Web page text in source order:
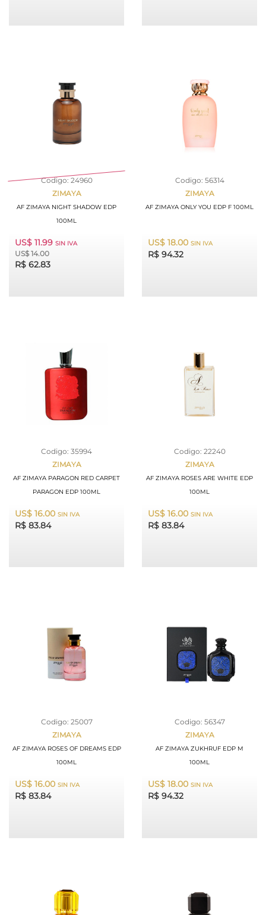
Codigo: 24960
ZIMAYA
AF ZIMAYA NIGHT SHADOW EDP
100ML
US$ 11.99 SIN IVA
US$ 14.00
R$ 62.83
Codigo: 56314
ZIMAYA
AF ZIMAYA ONLY YOU EDP F 100ML
US$ 18.00 SIN IVA
R$ 94.32
Codigo: 35994
ZIMAYA
AF ZIMAYA PARAGON RED CARPET
PARAGON EDP 100ML
US$ 16.00 SIN IVA
R$ 83.84
Codigo: 22240
ZIMAYA
AF ZIMAYA ROSES ARE WHITE EDP
100ML
US$ 16.00 SIN IVA
R$ 83.84
Codigo: 25007
ZIMAYA
AF ZIMAYA ROSES OF DREAMS EDP
100ML
US$ 16.00 SIN IVA
R$ 83.84
Codigo: 56347
ZIMAYA
AF ZIMAYA ZUKHRUF EDP M
100ML
US$ 18.00 SIN IVA
R$ 94.32